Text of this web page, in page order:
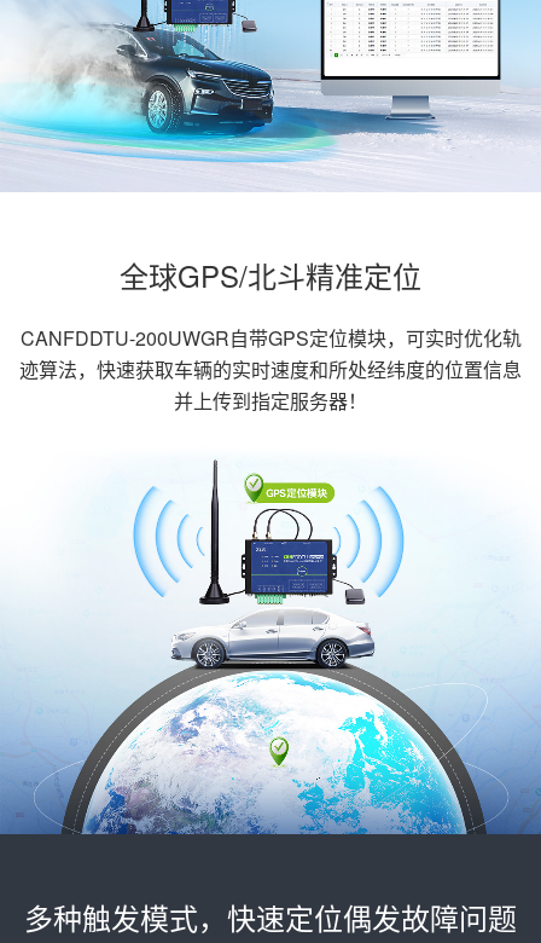
全球GPS/北斗精准定位
CANFDDTU-200UWGR自带GPS定位模块，可实时优化轨
迹算法，快速获取车辆的实时速度和所处经纬度的位置信息
并上传到指定服务器！
多种触发模式，快速定位偶发故障问题